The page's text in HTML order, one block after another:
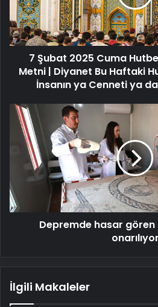
Konusu
ve
PDF
Metni
Diyanet
Hutbeyi
Paylaştı:
"Dil,
İnsanın
Cenneti
ya
da
Cehennemidir"
7 Şubat 2025 Cuma
Metni | Diyanet Bu Haftaki
İnsanın ya Cenneti ya
Depremde
hasar
gören
kültür
varlıkları
onarılıyor
Depremde hasar gören
onarılıyor
İlgili Makaleler